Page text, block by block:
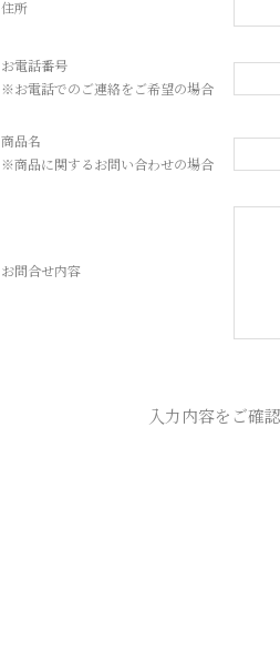
住所
お電話番号
※お電話でのご連絡をご希望の場合
商品名
※商品に関するお問い合わせの場合
お問合せ内容
入力内容をご確